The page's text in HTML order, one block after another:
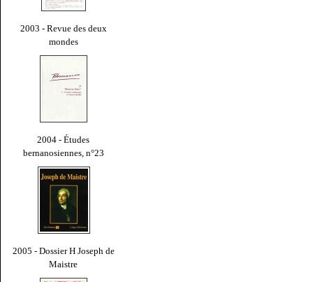
2003 - Revue des deux
mondes
2004 - Études
bernanosiennes, n°23
2005 - Dossier H Joseph de
Maistre